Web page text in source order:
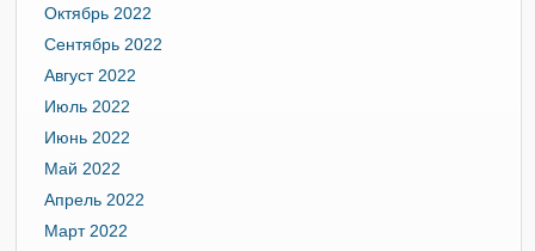
Октябрь 2022
Сентябрь 2022
Август 2022
Июль 2022
Июнь 2022
Май 2022
Апрель 2022
Март 2022